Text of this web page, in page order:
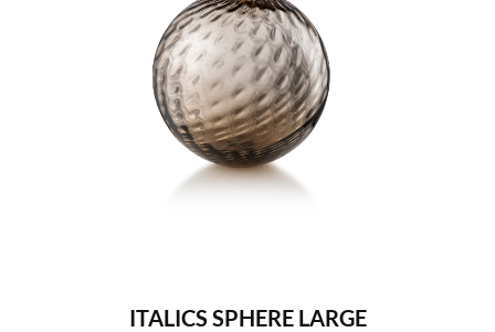
ITALICS SPHERE LARGE